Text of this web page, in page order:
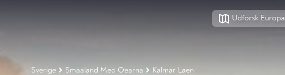
Udforsk Europa
Sverige Smaaland Med Oearna Kalmar Laen